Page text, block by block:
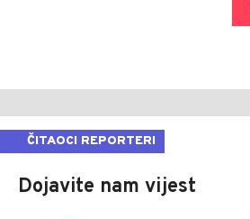
ČITAOCI REPORTERI
Dojavite nam vijest